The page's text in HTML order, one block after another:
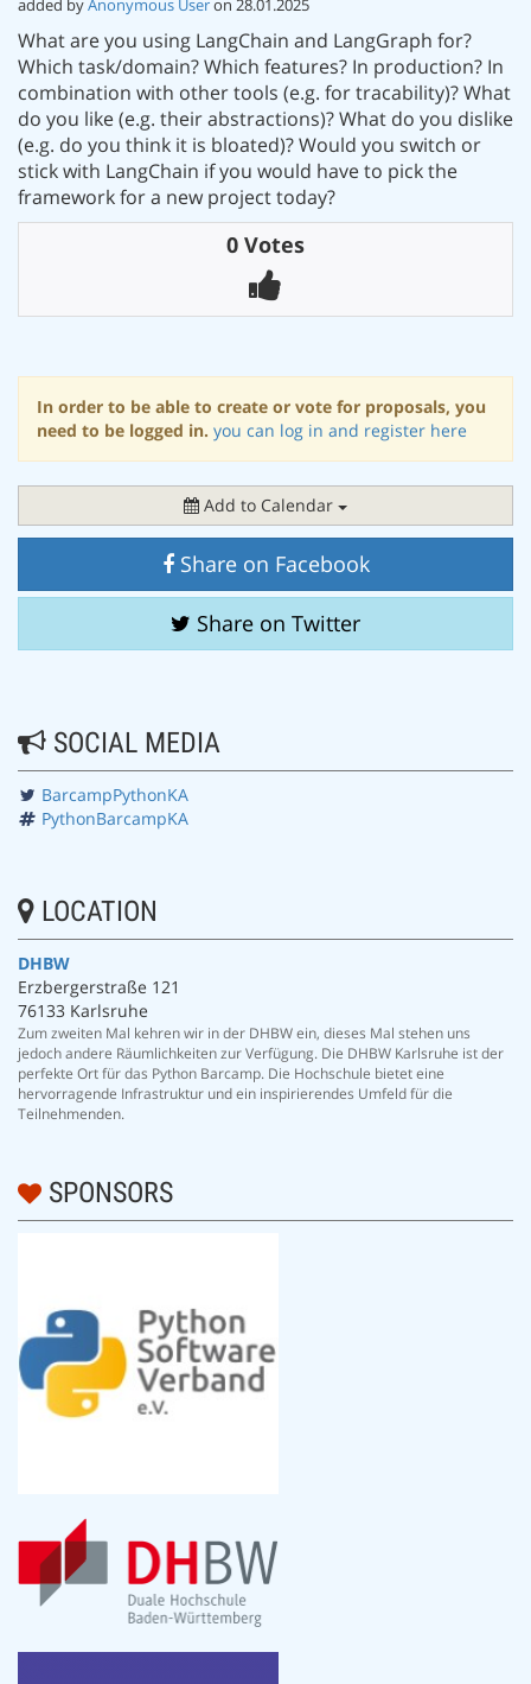
added byAnonymous Useron 28.01.2025
What are you using LangChain and LangGraph for?
Which task/domain? Which features? In production? In
combination with other tools (e.g. for tracability)? What
do you like (e.g. their abstractions)? What do you dislike
(e.g. do you think it is bloated)? Would you switch or
stick with LangChain if you would have to pick the
framework for a new project today?
0 Votes
In order to be able to create or vote for proposals, you
need to be logged in. you can log in and register here
Add to Calendar
Share on Facebook
Share on Twitter
SOCIAL MEDIA
BarcampPythonKA
PythonBarcampKA
LOCATION
DHBW
Erzbergerstraße 121
76133 Karlsruhe
Zum zweiten Mal kehren wir in der DHBW ein, dieses Mal stehen uns
jedoch andere Räumlichkeiten zur Verfügung. Die DHBW Karlsruhe ist der
perfekte Ort für das Python Barcamp. Die Hochschule bietet eine
hervorragende Infrastruktur und ein inspirierendes Umfeld für die
Teilnehmenden.
SPONSORS